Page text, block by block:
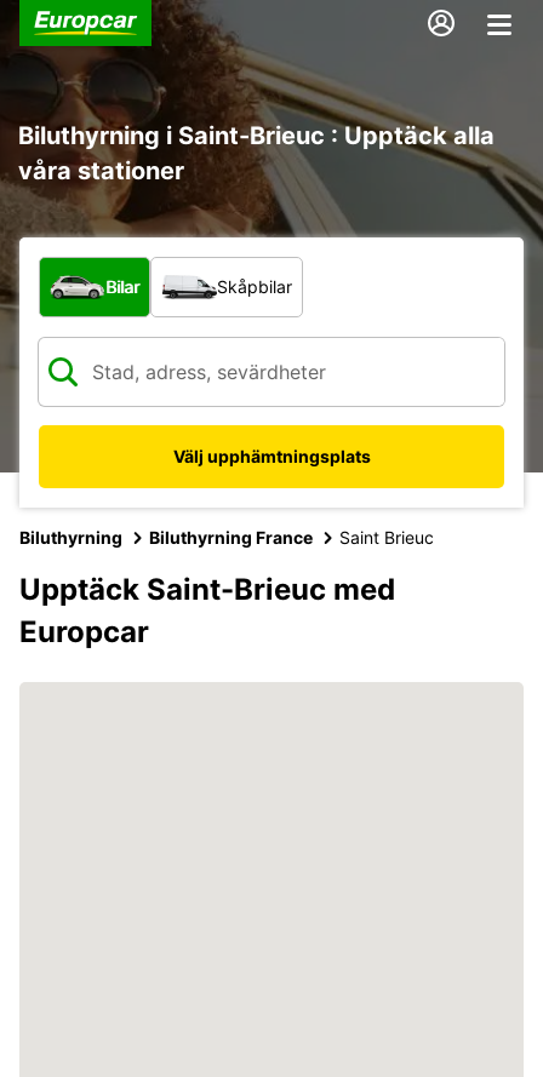
Biluthyrning i Saint-Brieuc : Upptäck alla
våra stationer
Vilken typ av fordon?
Bilar Skåpbilar
Välj upphämtningsplats
Biluthyrning Biluthyrning France Saint Brieuc
Upptäck Saint-Brieuc med
Europcar